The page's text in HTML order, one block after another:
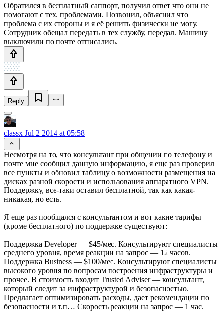
Обратился в бесплатный саппорт, получил ответ что они не
помогают с тех. проблемами. Позвонил, объяснил что
проблема с их стороны и я её решить физически не могу.
Сотрудник обещал передать в тех службу, передал. Машину
выключили по почте отписались.
Reply
classx Jul 2 2014 at 05:58
Несмотря на то, что консультант при общении по телефону и
почте мне сообщил данную информацию, я еще раз проверил
все пункты и обновил таблицу о возможности размещения на
дисках разной скорости и использования аппаратного VPN.
Поддержку, все-таки оставил бесплатной, так как какая-
никакая, но есть.
Я еще раз пообщался с консультантом и вот какие тарифы
(кроме бесплатного) по поддержке существуют:
Поддержка Developer — $45/мес. Консультируют специалисты
среднего уровня, время реакции на запрос — 12 часов.
Поддержка Business — $100/мес. Консультируют специалисты
высокого уровня по вопросам построения инфраструктуры и
прочее. В стоимость входит Trusted Adviser — консультант,
который следит за инфраструктурой и безопасностью.
Предлагает оптимизировать расходы, дает рекомендации по
безопасности и т.п… Скорость реакции на запрос — 1 час.